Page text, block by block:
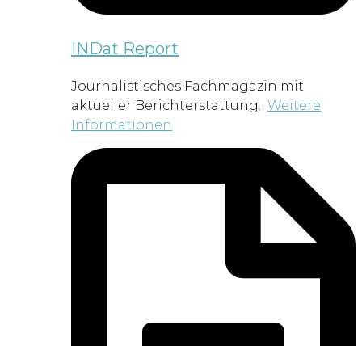
INDat Report
Journalistisches Fachmagazin mit
aktueller Berichterstattung. Weitere
Informationen